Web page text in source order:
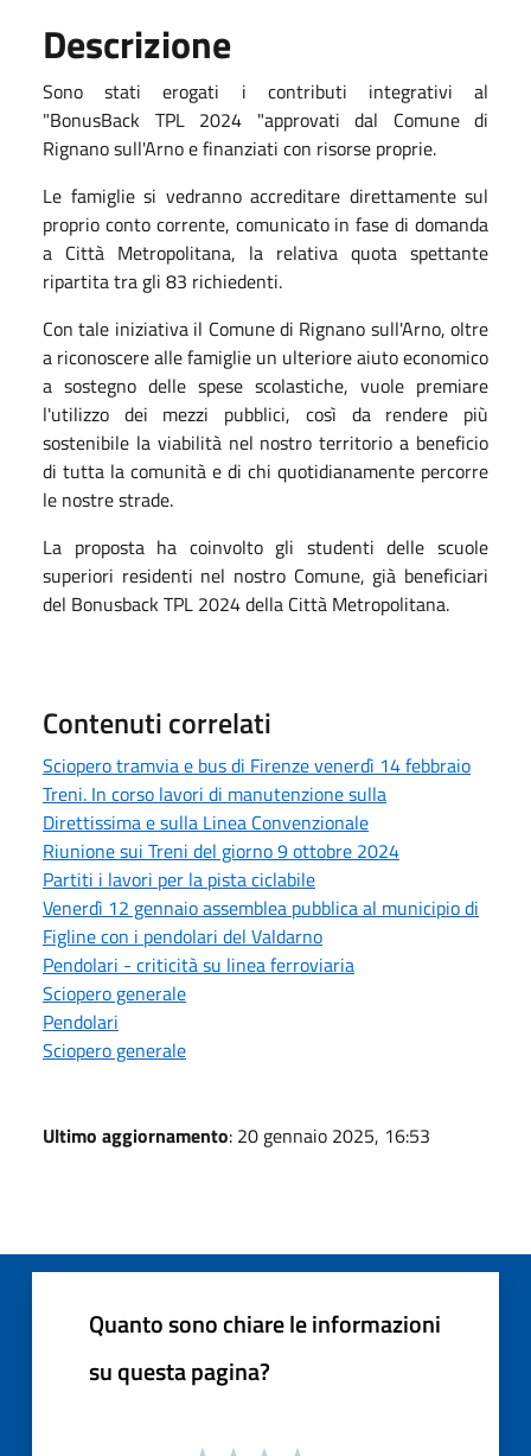
Descrizione
Sono stati erogati i contributi integrativi al
"BonusBack TPL 2024 "approvati dal Comune di
Rignano sull'Arno e finanziati con risorse proprie.
Le famiglie si vedranno accreditare direttamente sul
proprio conto corrente, comunicato in fase di domanda
a Città Metropolitana, la relativa quota spettante
ripartita tra gli 83 richiedenti.
Con tale iniziativa il Comune di Rignano sull'Arno, oltre
a riconoscere alle famiglie un ulteriore aiuto economico
a sostegno delle spese scolastiche, vuole premiare
l'utilizzo dei mezzi pubblici, così da rendere più
sostenibile la viabilità nel nostro territorio a beneficio
di tutta la comunità e di chi quotidianamente percorre
le nostre strade.
La proposta ha coinvolto gli studenti delle scuole
superiori residenti nel nostro Comune, già beneficiari
del Bonusback TPL 2024 della Città Metropolitana.
Contenuti correlati
Sciopero tramvia e bus di Firenze venerdì 14 febbraio
Treni. In corso lavori di manutenzione sulla
Direttissima e sulla Linea Convenzionale
Riunione sui Treni del giorno 9 ottobre 2024
Partiti i lavori per la pista ciclabile
Venerdì 12 gennaio assemblea pubblica al municipio di
Figline con i pendolari del Valdarno
Pendolari - criticità su linea ferroviaria
Sciopero generale
Pendolari
Sciopero generale
Ultimo aggiornamento: 20 gennaio 2025, 16:53
Quanto sono chiare le informazioni
su questa pagina?